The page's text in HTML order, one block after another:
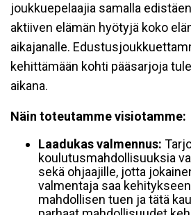
joukkuepelaajia samalla
aktiiven elämän hyötyjä koko
aikajanalle.
kehittämään kohti pääsarjoja
aikana.
Näin toteutamme visiotamme:
Laadukas valmennus:
koulutusmahdollisuuksia
sekä ohjaajille, jotta
valmentaja saa
mahdollisen tuen ja tätä